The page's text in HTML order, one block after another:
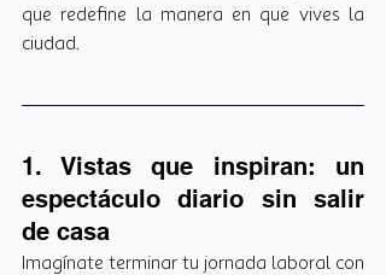
que redefine la manera en que vives la
ciudad.
1. Vistas que inspiran: un
espectáculo diario sin salir
de casa
Imagínate terminar tu jornada laboral con